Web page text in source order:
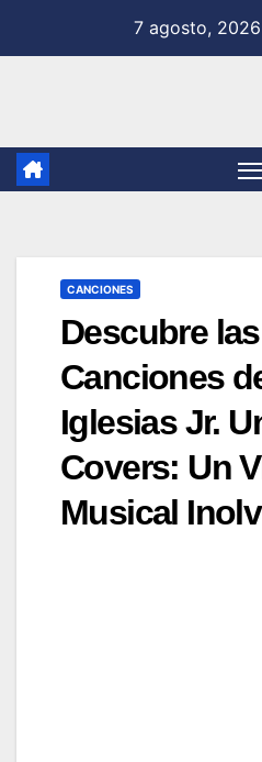
7 agosto, 2026
CANCIONES
Descubre
Canciones
Iglesias Jr.
Covers: Un
Musical